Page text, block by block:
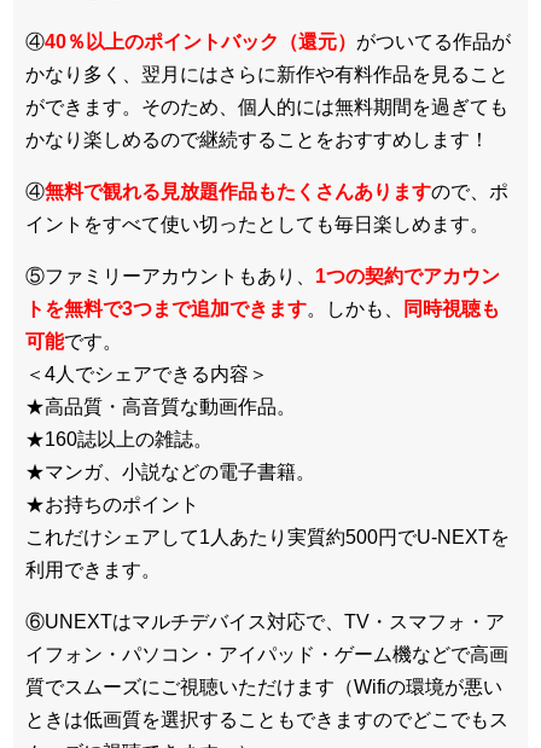
④40％以上のポイントバック（還元） がついてる作品が
かなり多く、翌月にはさらに新作や有料作品を見ること
ができます。そのため、個人的には無料期間を過ぎても
かなり楽しめるので継続することをおすすめします！
④無料で観れる見放題作品もたくさんありますので、ポ
イントをすべて使い切ったとしても毎日楽しめます。
⑤ファミリーアカウントもあり、 1つの契約でアカウン
トを無料で3つまで追加できます。しかも、
同時視聴も
可能です。
＜4人でシェアできる内容＞
★高品質・高音質な動画作品。
★160誌以上の雑誌。
★マンガ、小説などの電子書籍。
★お持ちのポイント
これだけシェアして1人あたり実質約500円でU-NEXTを
利用できます。
⑥UNEXTはマルチデバイス対応で、TV・スマフォ・ア
イフォン・パソコン・アイパッド・ゲーム機などで高画
質でスムーズにご視聴いただけます（Wifiの環境が悪い
ときは低画質を選択することもできますのでどこでもス